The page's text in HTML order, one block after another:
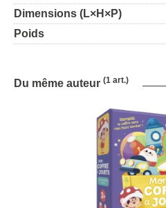
Dimensions (L×H×P)
Poids
Du même auteur (1 art.)